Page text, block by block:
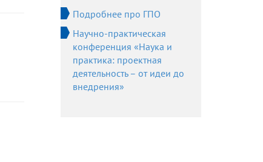
Подробнее про ГПО
Научно-практическая
конференция «Наука и
практика: проектная
деятельность – от идеи до
внедрения»